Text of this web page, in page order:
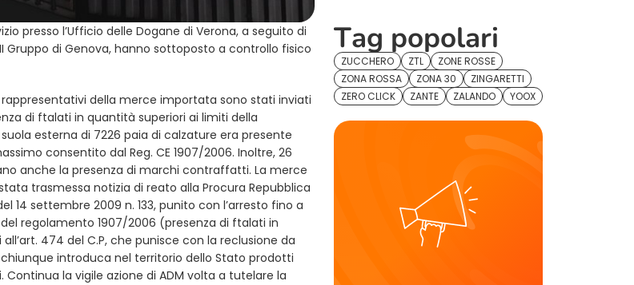
presso l’Ufficio delle Dogane di Verona, a seguito di
Gruppo di Genova, hanno sottoposto a controllo fisico
della merce importata sono stati inviati
di ftalati in quantità superiori ai limiti della
esterna di 7226 paia di calzature era presente
consentito dal Reg. CE 1907/2006. Inoltre, 26
anche la presenza di marchi contraffatti. La merce
trasmessa notizia di reato alla Procura Repubblica
14 settembre 2009 n. 133, punito con l’arresto fino a
regolamento 1907/2006 (presenza di ftalati in
474 del C.P, che punisce con la reclusione da
introduca nel territorio dello Stato prodotti
la vigile azione di ADM volta a tutelare la
Tag popolari
ZUCCHERO ZTL
ZONE ROSSE
ZONA ROSSA
ZONA 30
ZINGARETTI
ZERO CLICK
ZANTE ZALANDO YOOX